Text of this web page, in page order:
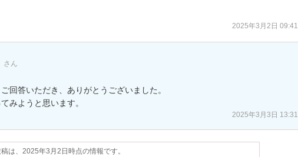
2025年3月2日 09:41
さん
回答いただき、ありがとうございました。
みようと思います。
2025年3月3日 13:31
稿は、2025年3月2日時点の情報です。